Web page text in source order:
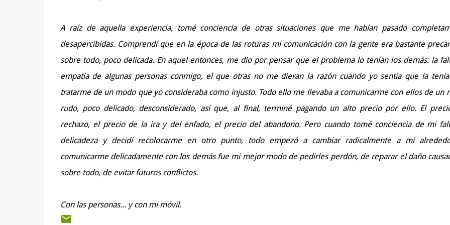
A raíz de aquella experiencia, tomé conciencia de otras situaciones que me habían pasado
desapercibidas. Comprendí que en la época de las roturas mi comunicación con la gente era bastante
sobre todo, poco delicada. En aquel entonces, me dio por pensar que el problema lo tenían los demás: la
empatía de algunas personas conmigo, el que otras no me dieran la razón cuando yo sentía que la
tratarme de un modo que yo consideraba como injusto. Todo ello me llevaba a comunicarme con ellos de un
rudo, poco delicado, desconsiderado, así que, al final, terminé pagando un alto precio por ello. El
rechazo, el precio de la ira y del enfado, el precio del abandono. Pero cuando tomé conciencia de mi
delicadeza y decidí recolocarme en otro punto, todo empezó a cambiar radicalmente a mi
comunicarme delicadamente con los demás fue mi mejor modo de pedirles perdón, de reparar el daño
sobre todo, de evitar futuros conflictos.
Con las personas... y con mi móvil.